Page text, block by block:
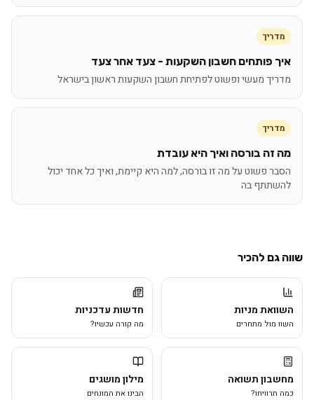
מדריך
איך פותחים חשבון השקעות - צעד אחר צעד
מדריך מעשי ופשוט לפתיחת חשבון השקעות ראשון בישראל
מדריך
מה זה בורסה ואיך היא עובדת
הסבר פשוט על מה זו בורסה, למה היא קיימת, ואיך כל אחד יכול
להשתתף בה
שווה גם להכיר
השוואת מניות
השוו מול מתחרים
חדשות עדכניות
מה קורה עכשיו?
מחשבון תשואה
כמה תרוויחו?
מילון מושגים
הבינו את המונחים